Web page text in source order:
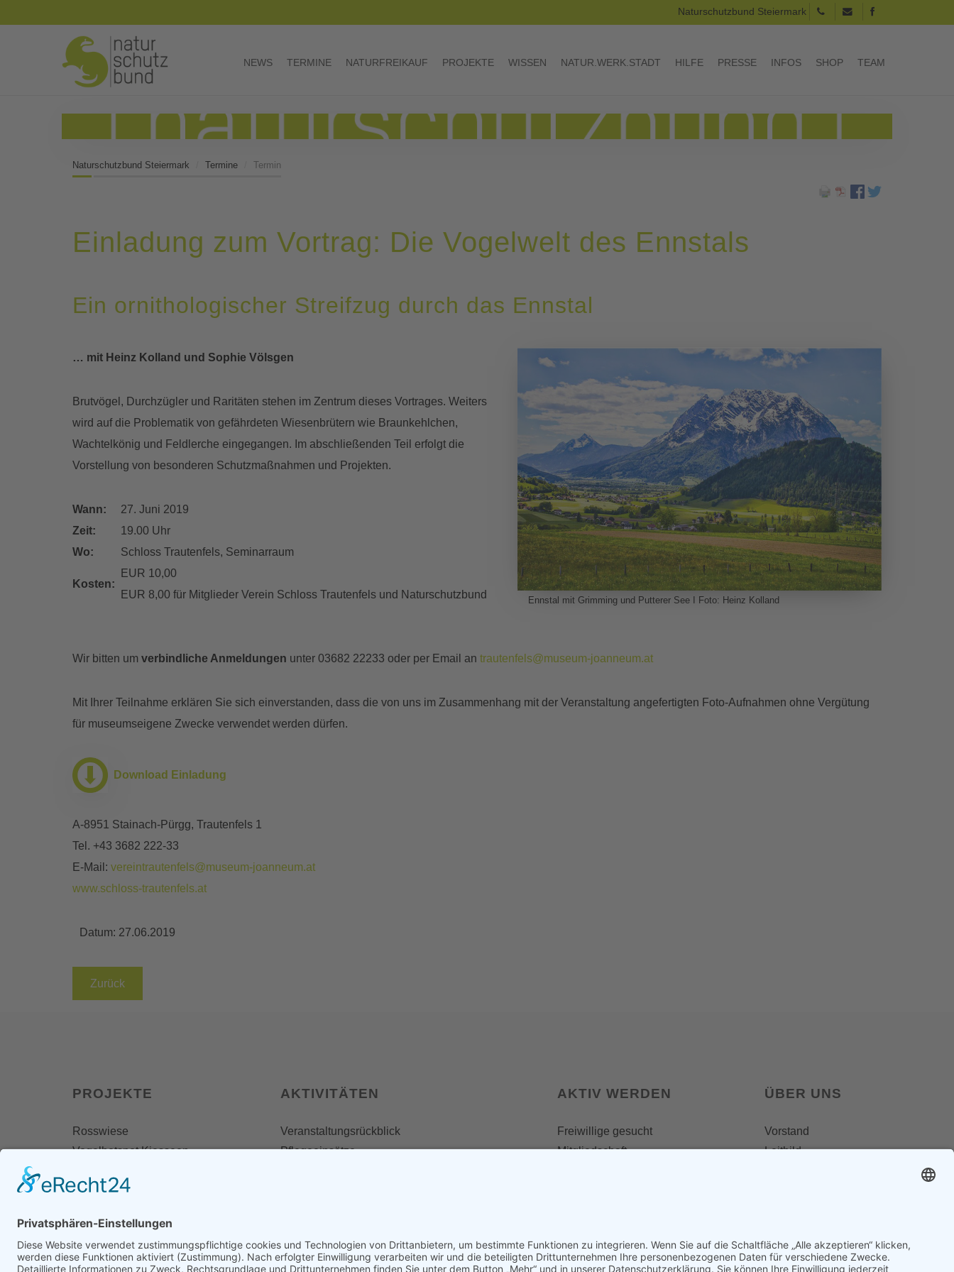
Naturschutzbund Steiermark
NEWS TERMINE NATURFREIKAUF PROJEKTE WISSEN NATUR.WERK.STADT HILFE PRESSE INFOS SHOP TEAM
Naturschutzbund Steiermark Termine Termin
Einladung zum Vortrag: Die Vogelwelt des Ennstals
Ein ornithologischer Streifzug durch das Ennstal
Ennstal mit Grimming und Putterer See I Foto: Heinz Kolland
… mit Heinz Kolland und Sophie Völsgen
Brutvögel, Durchzügler und Raritäten stehen im Zentrum dieses Vortrages. Weiters
wird auf die Problematik von gefährdeten Wiesenbrütern wie Braunkehlchen,
Wachtelkönig und Feldlerche eingegangen. Im abschließenden Teil erfolgt die
Vorstellung von besonderen Schutzmaßnahmen und Projekten.
Wann:
27. Juni 2019
Zeit:
19.00 Uhr
Wo:
Schloss Trautenfels, Seminarraum
Kosten:
EUR 10,00
EUR 8,00 für Mitglieder Verein Schloss Trautenfels und Naturschutzbund
Wir bitten um verbindliche Anmeldungen unter 03682 22233 oder per Email an trautenfels@museum-joanneum.at
Mit Ihrer Teilnahme erklären Sie sich einverstanden, dass die von uns im Zusammenhang mit der Veranstaltung angefertigten Foto-Aufnahmen ohne Vergütung
für museumseigene Zwecke verwendet werden dürfen.
Download Einladung
A-8951 Stainach-Pürgg, Trautenfels 1
Tel. +43 3682 222-33
E-Mail: vereintrautenfels@museum-joanneum.at
www.schloss-trautenfels.at
Datum: 27.06.2019
Zurück
PROJEKTE
Rosswiese
Vogelhotspot Kiesseen
AKTIVITÄTEN
Veranstaltungsrückblick
Pflegeeinsätze
AKTIV WERDEN
Freiwillige gesucht
Mitgliedschaft
Shop
ÜBER UNS
Vorstand
Leitbild
Ausgezeichnet